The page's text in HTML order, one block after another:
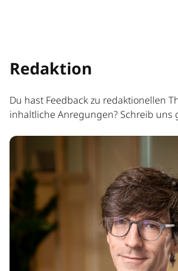
Redaktion
Du hast Feedback zu redaktionellen
inhaltliche Anregungen? Schreib uns